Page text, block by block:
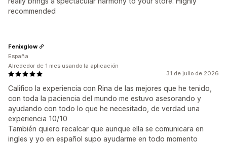
recommended
31 de julio de 2026
Califico la experiencia con Rina de las mejores que he tenido,
con toda la paciencia del mundo me estuvo asesorando y
ayudando con todo lo que he necesitado, de verdad una
experiencia 10/10
También quiero recalcar que aunque ella se comunicara en
ingles y yo en español supo ayudarme en todo momento
Fenixglow
España
Alrededor de 1 mes usando la aplicación